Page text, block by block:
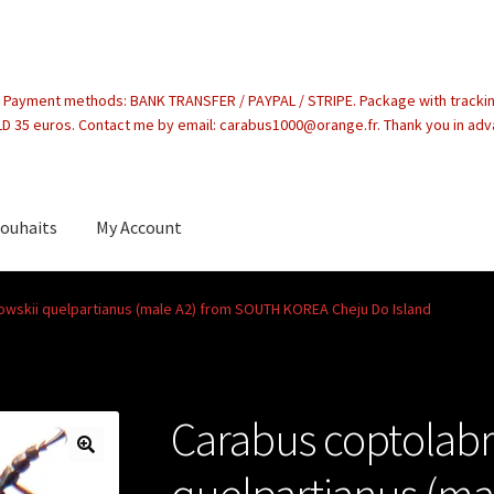
methods: BANK TRANSFER / PAYPAL / STRIPE. Package with
35 euros. Contact me by email: carabus1000@orange.fr. Thank you in
My Account
quelpartianus (male A2) from SOUTH KOREA Cheju Do Island
Carabus